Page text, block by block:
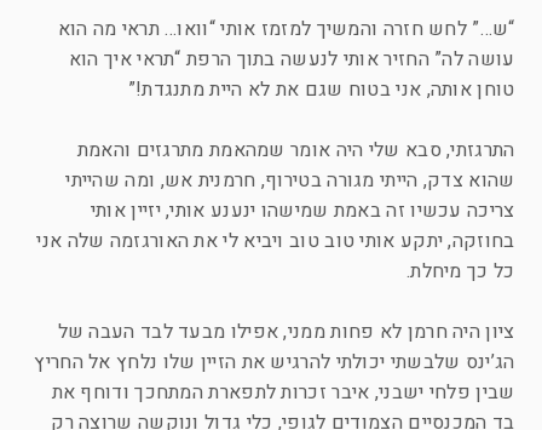
“ש…” לחש חזרה והמשיך למזמז אותי “וואו… תראי מה הוא
עושה לה” החזיר אותי לנעשה בתוך הרפת “תראי איך הוא
טוחן אותה, אני בטוח שגם את לא היית מתנגדת!”
התרגזתי, סבא שלי היה אומר שמהאמת מתרגזים והאמת
שהוא צדק, הייתי מגורה בטירוף, חרמנית אש, ומה שהייתי
צריכה עכשיו זה באמת שמישהו ינענע אותי, יזיין אותי
בחוזקה, יתקע אותי טוב טוב ויביא לי את האורגזמה שלה אני
כל כך מיחלת.
ציון היה חרמן לא פחות ממני, אפילו מבעד לבד העבה של
הג’ינס שלבשתי יכולתי להרגיש את הזיין שלו נלחץ אל החריץ
שבין פלחי ישבני, איבר זכרות לתפארת המתחכך ודוחף את
בד המכנסיים הצמודים לגופי, כלי גדול ונוקשה שרוצה רק